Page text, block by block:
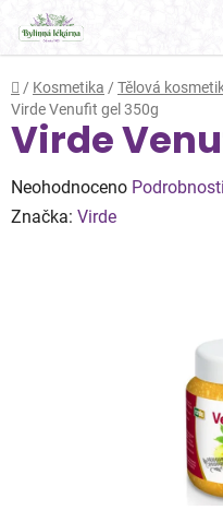
obsah
Domů
/ Kosmetika / Tělová
Virde Venufit gel 350g
Virde
Průměrné
hodnocení
Neohodnoceno
Značka: Virde